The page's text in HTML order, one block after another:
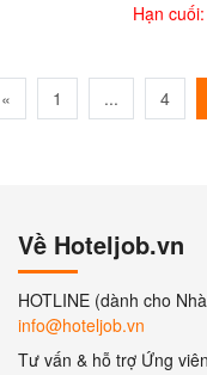
Hạn cuối:
« 1 ... 4
Về Hoteljob.vn
HOTLINE (dành cho
info@hoteljob.vn
Tư vấn & hỗ trợ Ứng